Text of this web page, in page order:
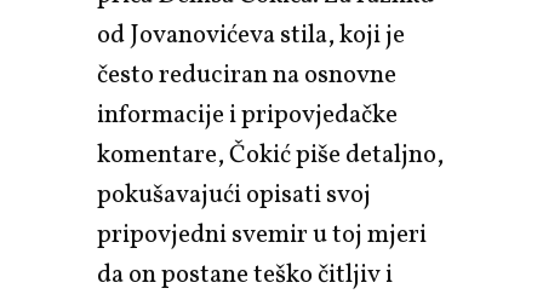
od Jovanovićeva stila, koji je
često reduciran na osnovne
informacije i pripovjedačke
komentare, Čokić piše detaljno,
pokušavajući opisati svoj
pripovjedni svemir u toj mjeri
da on postane teško čitljiv i